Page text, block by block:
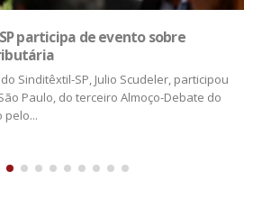
participa de evento sobre
Sinditêxtil-SP, Julio Scudeler, participou
Paulo, do terceiro Almoço-Debate do
pelo...